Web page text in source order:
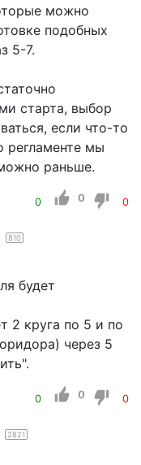
можно
подобных
5-7.
старта, выбор
если что-то
регламенте мы
раньше.
0 0 0
810
будет
2 круга по 5 и по
через 5
0 0 0
2821